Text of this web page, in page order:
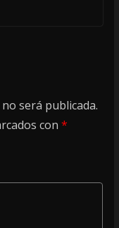
será publicada.
con *